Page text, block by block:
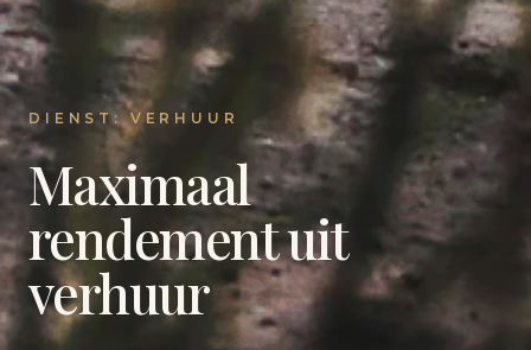
DIENST: VERHUUR
Maximaal
rendement uit
verhuur